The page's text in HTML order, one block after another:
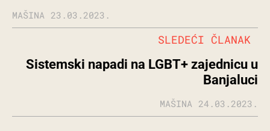
MAŠINA 23.03.2023.
Sistemski napadi na LGBT+ zajednicu u
Banjaluci
SLEDEĆI ČLANAK
MAŠINA 24.03.2023.